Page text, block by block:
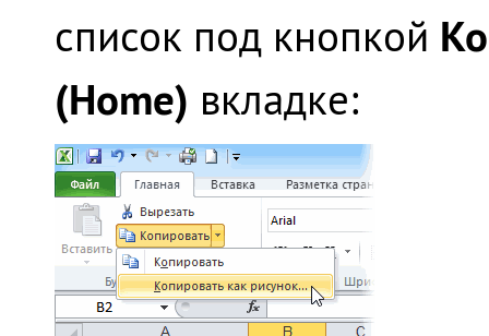
список под кнопкой
(Home) вкладке: